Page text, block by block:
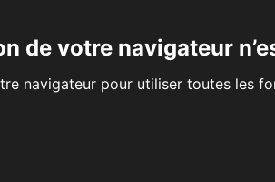
de votre navigateur
navigateur pour utiliser toutes les